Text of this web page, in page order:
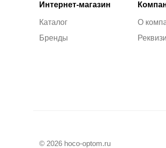
Интернет-магазин
Каталог
Бренды
О
© 2026 hoco-optom.ru